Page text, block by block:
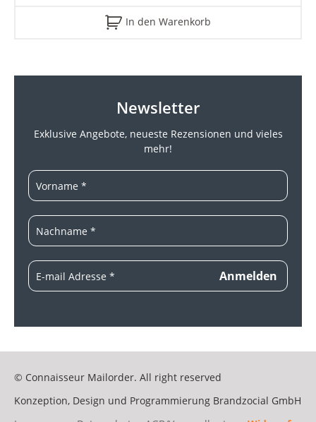
In den Warenkorb
Newsletter
Exklusive Angebote, neueste Rezensionen und vieles
mehr!
© Connaisseur Mailorder. All right reserved
Konzeption, Design und Programmierung Brandzocial GmbH